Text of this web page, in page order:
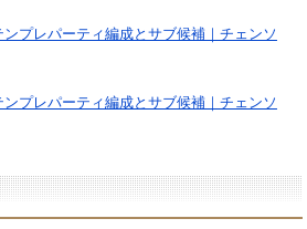
ンプレパーティ編成とサブ候補｜チェンソ
ンプレパーティ編成とサブ候補｜チェンソ